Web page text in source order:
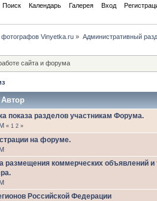
Поиск Календарь Галерея Вход
Vinyetka.ru » Административный
сайта и форума
Автор
показа разделов участникам Форума.
« 1 2 »
на форуме.
размещения коммерческих объявлений и
Российской Федерации